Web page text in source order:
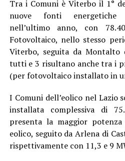
Tra i Comuni è Viterbo il 1°
nuove fonti energetiche
nell’ultimo anno, con
Fotovoltaico, nello stesso
Viterbo, seguita da Montalto
tutti e 3 risultano anche tra i
(per fotovoltaico installato in
I Comuni dell’eolico nel Lazio
installata complessiva di
presenta la maggior
eolico, seguito da Arlena di
rispettivamente con 11,3 e 9